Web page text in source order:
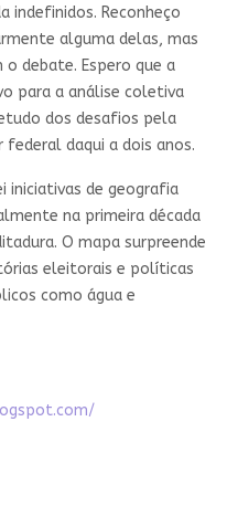
indefinidos. Reconheço
alguma delas, mas
debate. Espero que a
para a análise coletiva
dos desafios pela
daqui a dois anos.
iniciativas de geografia
na primeira década
O mapa surpreende
eleitorais e políticas
como água e